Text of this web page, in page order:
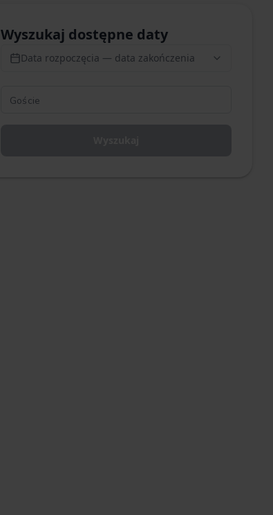
Wyszukaj dostępne daty
Data rozpoczęcia — data zakończenia